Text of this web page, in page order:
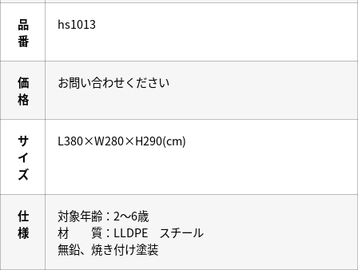
品
番
hs1013
価
格
お問い合わせください
サ
イ
ズ
L380×W280×H290(cm)
仕
様
対象年齢：2～6歳
材 質：LLDPE スチール
無鉛、焼き付け塗装